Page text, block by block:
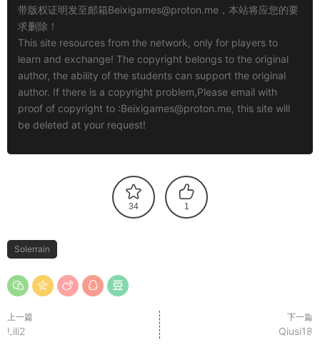
带版权证明发至邮箱Beixigames@proton.me ，本站将应您的要
求删除！
This site resources from the network, only for players to
learn and exchange! The copyright belongs to the original
author, the ability of the students can support the original
author. If there is a copyright problem,Please email with
proof of copyright to :Beixigames@proton.me, this site will
be deleted at your request!
34 1
Solerrain
上一篇
Lili2
下一篇
Qiusi18